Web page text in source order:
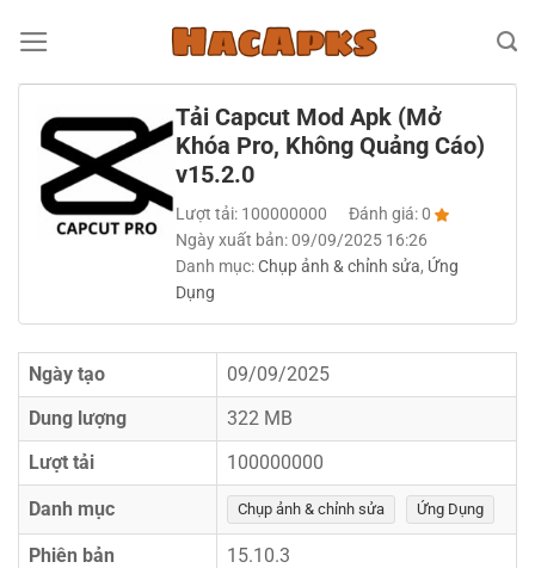
qua
nội
dung
Tải Capcut Mod Apk (Mở
Khóa Pro, Không Quảng Cáo)
v15.2.0
Lượt tải: 100000000
Đánh giá: 0
Ngày xuất bản: 09/09/2025 16:26
Danh mục:Chụp ảnh & chỉnh sửa, Ứng
Dụng
Ngày tạo
09/09/2025
Dung lượng
322 MB
Lượt tải
100000000
Danh mục Chụp ảnh & chỉnh sửa Ứng Dụng
Phiên bản
15.10.3